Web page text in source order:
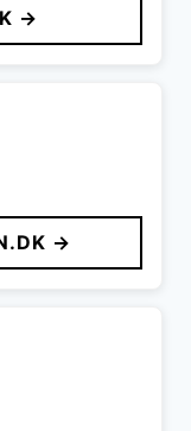
→
→